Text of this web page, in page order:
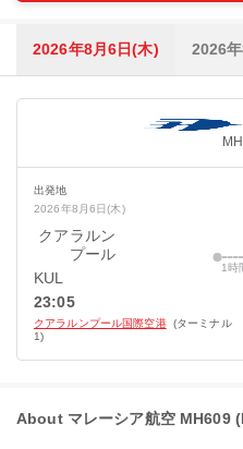
2026年8月6日(木) 2026
出発地
2026年8月6日(木)
クアラルン
プール
KUL
23:05
クアラルンプール国際空港 (ターミナル
1)
1時
About マレーシア航空 MH609